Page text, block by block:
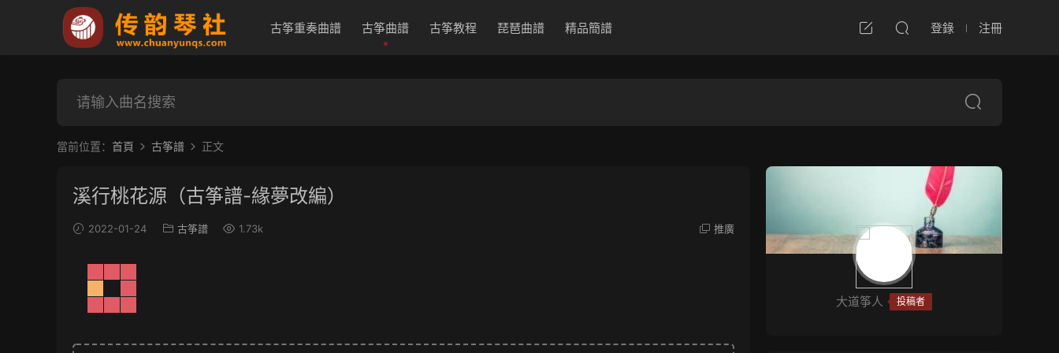
古筝重奏曲譜 古筝曲譜 古筝教程 琵琶曲譜 精品簡譜 登錄 注冊
當前位置： 首頁 古筝譜 正文
溪行桃花源（古筝譜-緣夢改編）
2022-01-24 古筝譜 1.73k 推廣
大道筝人 投稿者